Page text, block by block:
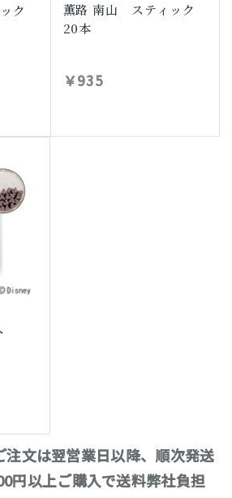
ク
薫路 南山 スティック
20本
￥935
注文は翌営業日以降、順次発送
円以上ご購入で送料弊社負担